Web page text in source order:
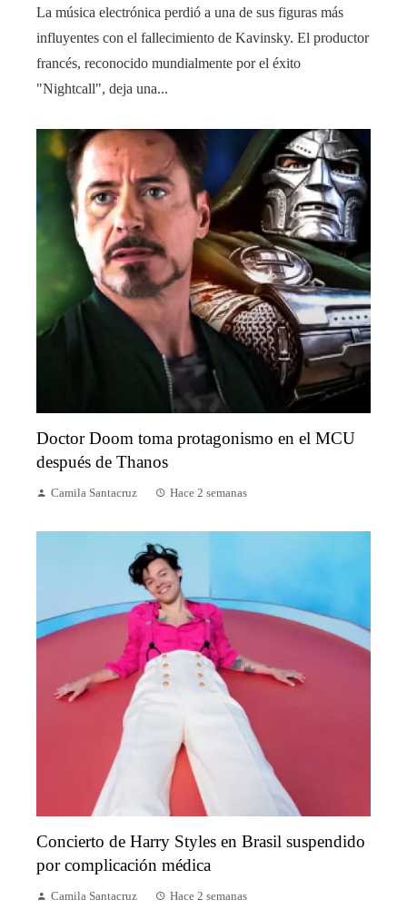
La música electrónica perdió a una de sus figuras más
influyentes con el fallecimiento de Kavinsky. El productor
francés, reconocido mundialmente por el éxito
"Nightcall", deja una...
Doctor Doom toma protagonismo en el MCU
después de Thanos
Camila Santacruz Hace 2 semanas
Concierto de Harry Styles en Brasil suspendido
por complicación médica
Camila Santacruz Hace 2 semanas